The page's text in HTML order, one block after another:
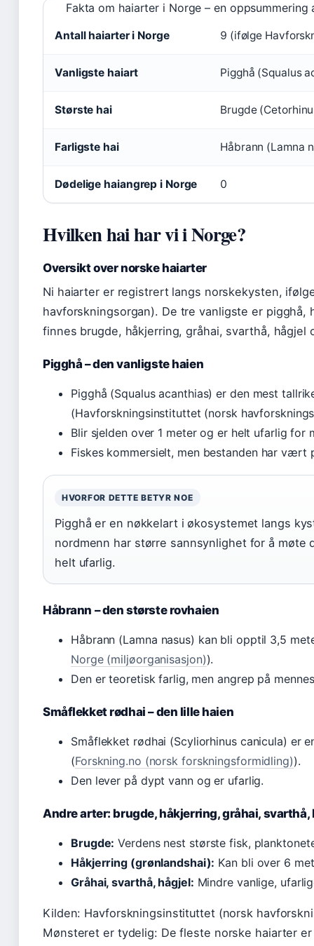
Fakta om haiarter i Norge – en
Antall haiarter i Norge 9 (ifølge
Vanligste haiart Pigghå (Squalus
Største hai Brugde
Farligste hai Håbrann (Lamna
Dødelige haiangrep i Norge 0
Hvilken hai har vi i Norge?
Oversikt over norske haiarter
Ni haiarter er registrert langs norskekysten,
havforskningsorgan). De tre vanligste er pigghå,
finnes brugde, håkjerring, gråhai, svarthå, hågjel
Pigghå – den vanligste haien
Pigghå (Squalus acanthias) er den mest
(Havforskningsinstituttet (norsk
Blir sjelden over 1 meter og er helt ufarlig for
Fiskes kommersielt, men bestanden har vært
HVORFOR DETTE BETYR NOE
Pigghå er en nøkkelart i økosystemet langs
nordmenn har større sannsynlighet for å møte
helt ufarlig.
Håbrann – den største rovhaien
Håbrann (Lamna nasus) kan bli opptil 3,5
Norge (miljøorganisasjon)).
Den er teoretisk farlig, men angrep på
Småflekket rødhai – den lille haien
Småflekket rødhai (Scyliorhinus canicula) er
(Forskning.no (norsk forskningsformidling)).
Den lever på dypt vann og er ufarlig.
Andre arter: brugde, håkjerring, gråhai, svarthå,
Brugde: Verdens nest største fisk,
Håkjerring (grønlandshai): Kan bli over 6
Gråhai, svarthå, hågjel: Mindre vanlige,
Kilden: Havforskningsinstituttet (norsk
Mønsteret er tydelig: De fleste norske haiarter